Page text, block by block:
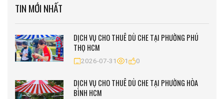
TIN MỚI NHẤT
DỊCH VỤ CHO THUÊ DÙ CHE TẠI PHƯỜNG PHÚ
THỌ HCM
2026-07-31 1 0
DỊCH VỤ CHO THUÊ DÙ CHE TẠI PHƯỜNG HÒA
BÌNH HCM